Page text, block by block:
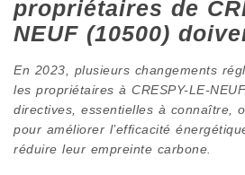
propriétaires de
NEUF (10500)
En 2023, plusieurs changements
les propriétaires à CRESPY-LE-
directives, essentielles à connaître,
pour améliorer l’efficacité
réduire leur empreinte carbone.